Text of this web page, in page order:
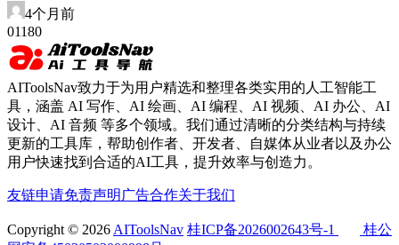
4个月前
01180
AIToolsNav致力于为用户精选和整理各类实用的人工智能工
具，涵盖 AI 写作、AI 绘画、AI 编程、AI 视频、AI 办公、AI
设计、AI 音频 等多个领域。我们通过清晰的分类结构与持续
更新的工具库，帮助创作者、开发者、自媒体从业者以及办公
用户快速找到合适的AI工具，提升效率与创造力。
友链申请免责声明 广告合作关于我们
Copyright © 2026 AIToolsNav 桂ICP备2026002643号-1
桂公